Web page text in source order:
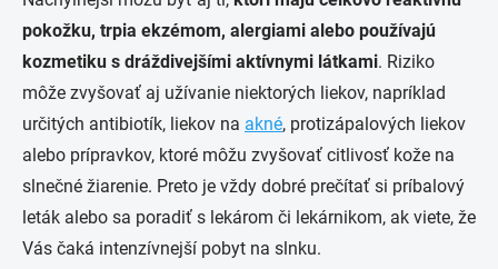
pokožku, trpia ekzémom, alergiami alebo používajú
kozmetiku s dráždivejšími aktívnymi látkami. Riziko
môže zvyšovať aj užívanie niektorých liekov, napríklad
určitých antibiotík, liekov na akné, protizápalových liekov
alebo prípravkov, ktoré môžu zvyšovať citlivosť kože na
slnečné žiarenie. Preto je vždy dobré prečítať si príbalový
leták alebo sa poradiť s lekárom či lekárnikom, ak viete, že
Vás čaká intenzívnejší pobyt na slnku.